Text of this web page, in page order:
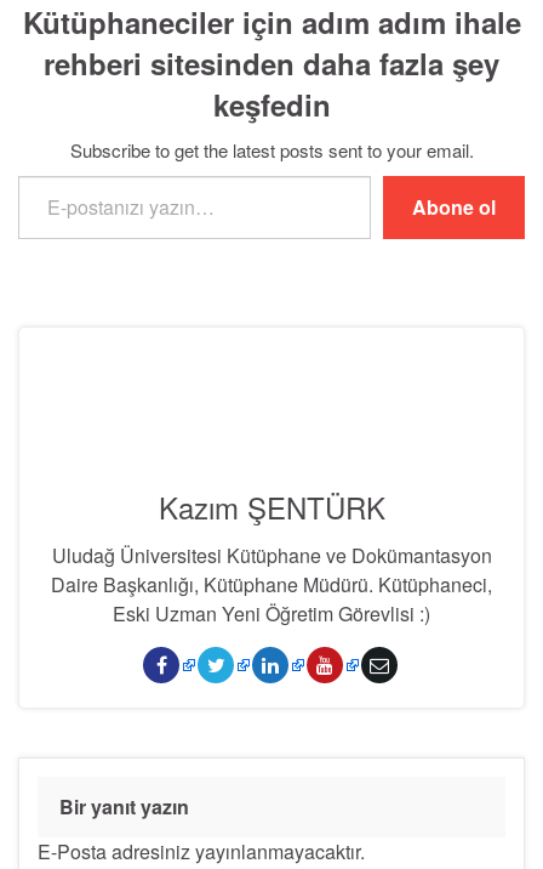
Kütüphaneciler için adım adım ihale
rehberi sitesinden daha fazla şey
keşfedin
Subscribe to get the latest posts sent to your email.
E-postanızı yazın…
Abone ol
Kazım ŞENTÜRK
Uludağ Üniversitesi Kütüphane ve Dokümantasyon
Daire Başkanlığı, Kütüphane Müdürü. Kütüphaneci,
Eski Uzman Yeni Öğretim Görevlisi :)
Bir yanıt yazın
E-Posta adresiniz yayınlanmayacaktır.